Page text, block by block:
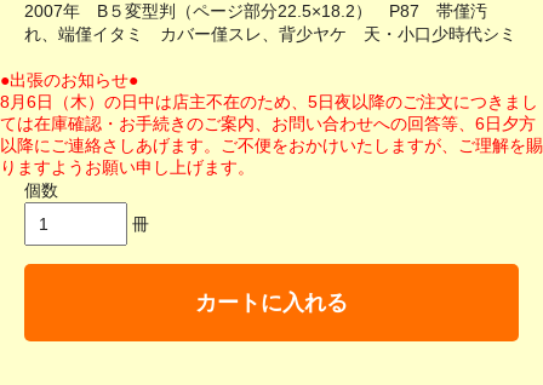
2007年 B５変型判（ページ部分22.5×18.2） P87 帯僅汚
れ、端僅イタミ カバー僅スレ、背少ヤケ 天・小口少時代シミ
●出張のお知らせ●
8月6日（木）の日中は店主不在のため、5日夜以降のご注文につきまし
ては在庫確認・お手続きのご案内、お問い合わせへの回答等、6日夕方
以降にご連絡さしあげます。ご不便をおかけいたしますが、ご理解を賜
りますようお願い申し上げます。
個数
冊
カートに入れる